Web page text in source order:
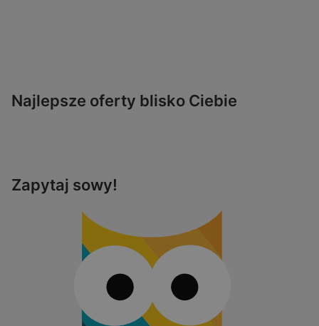
Najlepsze oferty blisko Ciebie
Zapytaj sowy!